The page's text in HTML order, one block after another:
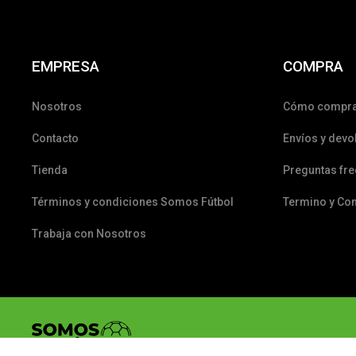
EMPRESA
Nosotros
Contacto
Tienda
Términos y condiciones Somos Fútbol
Trabaja con Nosotros
COMPRA
Cómo
Envíos y
Preguntas
Termino y